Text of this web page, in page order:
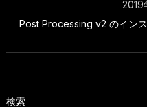
2019
Post Processing v2 のイン
検索